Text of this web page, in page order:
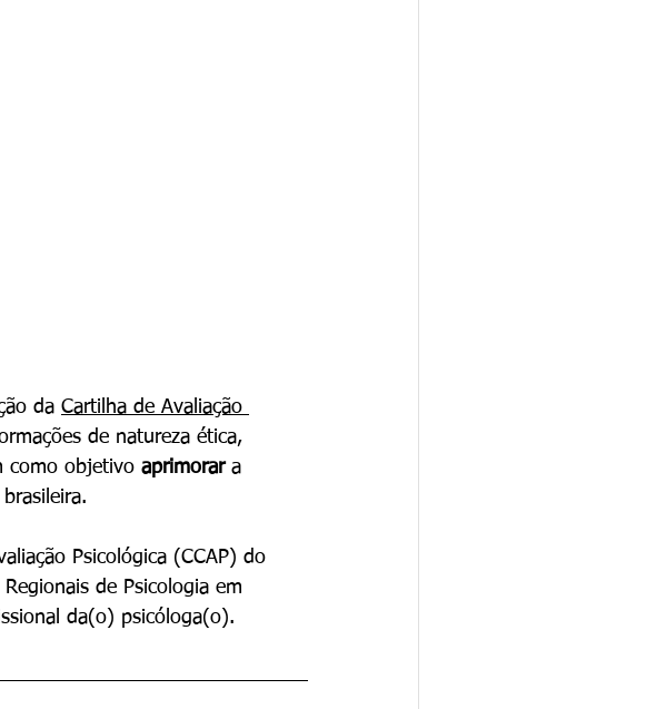
da Cartilha de Avaliação
de natureza ética,
como objetivo aprimorar a
Psicológica (CCAP) do
de Psicologia em
da(o) psicóloga(o).